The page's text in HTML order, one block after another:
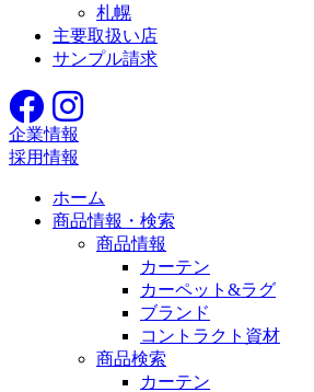
札幌
主要取扱い店
サンプル請求
企業情報
採用情報
ホーム
商品情報・検索
商品情報
カーテン
カーペット&ラグ
ブランド
コントラクト資材
商品検索
カーテン